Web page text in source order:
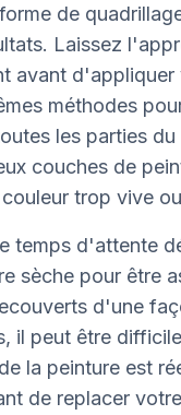
de
Laissez
avant d'appliquer
méthodes
les parties du
couches de
trop vive
temps d'attente
sèche pour être
d'une
il peut être
la peinture est
de replacer